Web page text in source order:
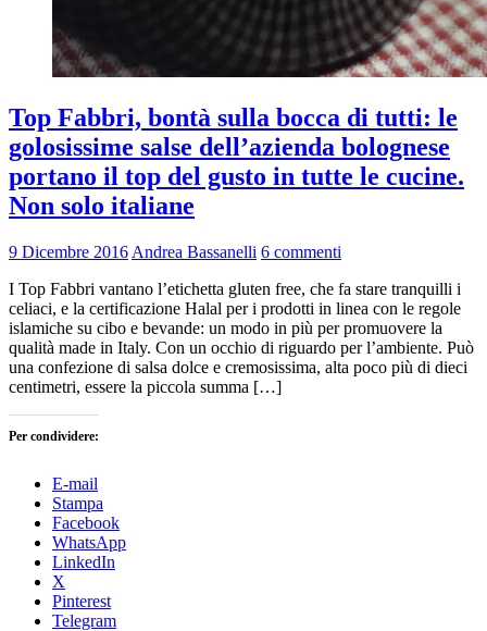
Top Fabbri, bontà sulla bocca di tutti: le
golosissime salse dell’azienda bolognese
portano il top del gusto in tutte le cucine.
Non solo italiane
9 Dicembre 2016 Andrea Bassanelli 6 commenti
I Top Fabbri vantano l’etichetta gluten free, che fa stare tranquilli i
celiaci, e la certificazione Halal per i prodotti in linea con le regole
islamiche su cibo e bevande: un modo in più per promuovere la
qualità made in Italy. Con un occhio di riguardo per l’ambiente. Può
una confezione di salsa dolce e cremosissima, alta poco più di dieci
centimetri, essere la piccola summa […]
Per condividere:
E-mail
Stampa
Facebook
WhatsApp
LinkedIn
X
Pinterest
Telegram